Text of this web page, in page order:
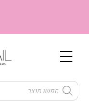
Products
search